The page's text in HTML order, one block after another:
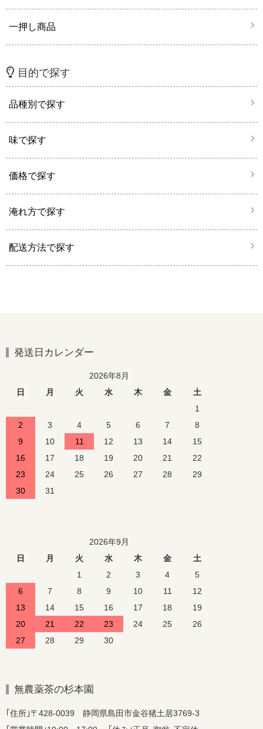
一押し商品
目的で探す
品種別で探す
味で探す
価格で探す
淹れ方で探す
配送方法で探す
無農薬茶の杉本園
｢住所｣〒428-0039 静岡県島田市金谷猪土居3769-3
発送日カレンダー
2026年8月
日
月 火 水 木 金
土
1
2
3 4 5 6 7
8
9
10 11 12 13 14
15
16
17 18 19 20 21
22
23
24 25 26 27 28
29
30
31
2026年9月
日
月 火 水 木 金
土
1
2 3 4
5
6
7 8 9 10 11
12
13
14 15 16 17 18
19
20
21 22 23 24 25
26
27
28 29 30